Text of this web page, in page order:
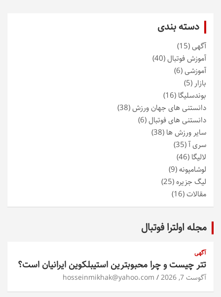
دسته بندی
آگهی(15)
آموزش فوتبال(40)
آموزشی(6)
بازار (5)
بوندسلیگا (16)
دانستنی های جهان ورزش(38)
دانستنی های فوتبال(6)
سایر ورزش ها (38)
سری آ(35)
لالیگا (46)
لوشامپونه(9)
لیگ جزیره(25)
مقالات(16)
مجله اولترا فوتبال
آگهی
تتر چیست و چرا محبوبترین استیبلکوین ایرانیان است؟
آگوست 7, 2026 hosseinmikhak@yahoo.com